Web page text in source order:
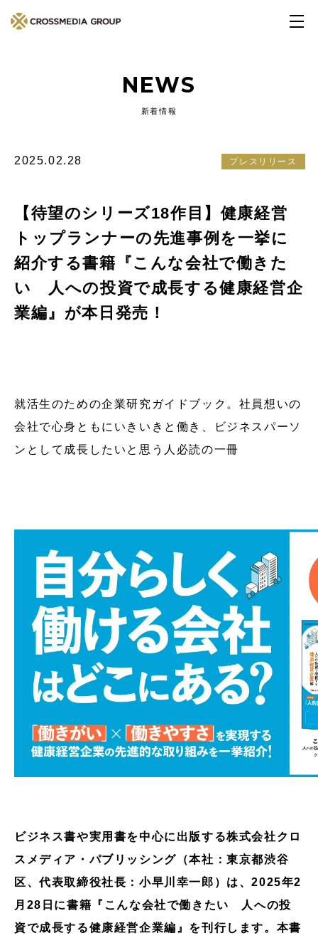
NEWS
新着情報
2025.02.28 プレスリリース
【待望のシリーズ18作目】健康経営
トップランナーの先進事例を一挙に
紹介する書籍『こんな会社で働きた
い 人への投資で成長する健康経営企
業編』が本日発売！
就活生のための企業研究ガイドブック。社員想いの
会社で心身ともにいきいきと働き、ビジネスパーソ
ンとして成長したいと思う人必読の一冊
ビジネス書や実用書を中心に出版する株式会社クロ
スメディア・パブリッシング（本社：東京都渋谷
区、代表取締役社長：小早川幸一郎）は、2025年2
月28日に書籍『こんな会社で働きたい 人への投
資で成長する健康経営企業編』を刊行します。本書